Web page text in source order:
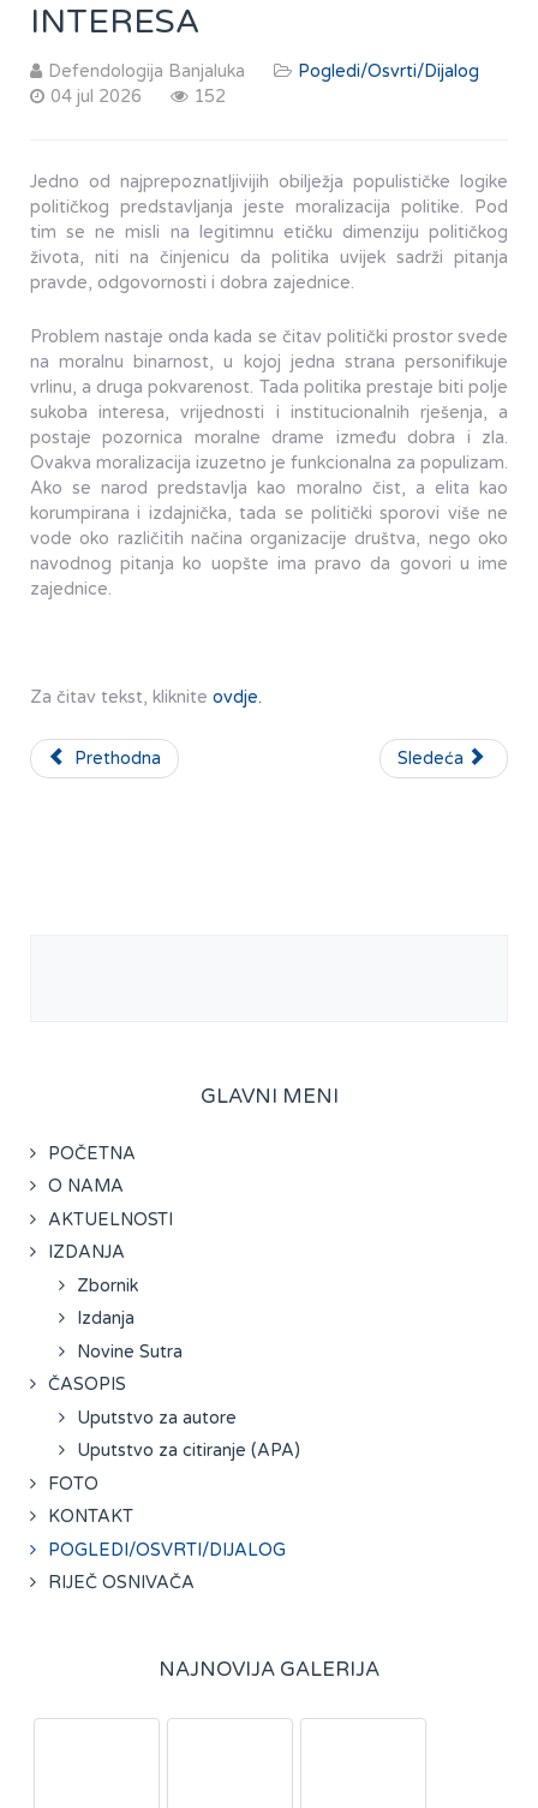
INTERESA
Defendologija Banjaluka
Pogledi/Osvrti/Dijalog
04 jul 2026
152
Jedno od najprepoznatljivijih obilježja populističke logike
političkog predstavljanja jeste moralizacija politike. Pod
tim se ne misli na legitimnu etičku dimenziju političkog
života, niti na činjenicu da politika uvijek sadrži pitanja
pravde, odgovornosti i dobra zajednice.
Problem nastaje onda kada se čitav politički prostor svede
na moralnu binarnost, u kojoj jedna strana personifikuje
vrlinu, a druga pokvarenost. Tada politika prestaje biti polje
sukoba interesa, vrijednosti i institucionalnih rješenja, a
postaje pozornica moralne drame između dobra i zla.
Ovakva moralizacija izuzetno je funkcionalna za populizam.
Ako se narod predstavlja kao moralno čist, a elita kao
korumpirana i izdajnička, tada se politički sporovi više ne
vode oko različitih načina organizacije društva, nego oko
navodnog pitanja ko uopšte ima pravo da govori u ime
zajednice.
Za čitav tekst, kliknite ovdje.
Prethodna Sledeća
GLAVNI MENI
POČETNA
O NAMA
AKTUELNOSTI
IZDANJA
Zbornik
Izdanja
Novine Sutra
ČASOPIS
Uputstvo za autore
Uputstvo za citiranje (APA)
FOTO
KONTAKT
POGLEDI/OSVRTI/DIJALOG
RIJEČ OSNIVAČA
NAJNOVIJA GALERIJA